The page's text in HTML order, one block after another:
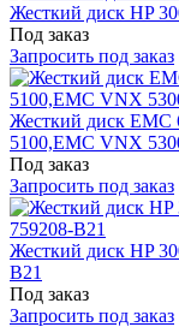
Жесткий диск HP
Под заказ
Запросить под заказ
Жесткий диск
5100,EMC VNX
Под заказ
Запросить под заказ
Жесткий диск HP
B21
Под заказ
Запросить под заказ